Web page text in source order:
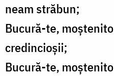
neam străbun;
Bucură-te,
credincioşii;
Bucură-te,